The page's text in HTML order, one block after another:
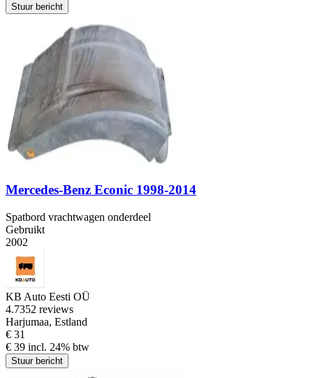
Stuur bericht
Mercedes-Benz Econic 1998-2014
Spatbord vrachtwagen onderdeel
Gebruikt
2002
KB Auto Eesti OÜ
4.7352 reviews
Harjumaa, Estland
€ 31
€ 39 incl. 24% btw
Stuur bericht